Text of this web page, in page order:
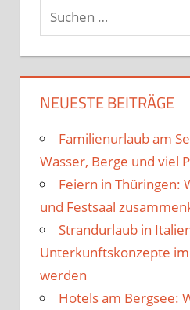
NEUESTE BEITRÄGE
Familienurlaub am
Wasser, Berge und viel
Feiern in Thüringen:
und Festsaal
Strandurlaub in
Unterkunftskonzepte
werden
Hotels am Bergsee: